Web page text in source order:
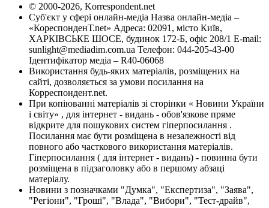
© 2000-2026, Korrespondent.net
Суб'єкт у сфері онлайн-медіа Назва онлайн-медіа –
«КореспонденТ.net» Адреса: 02091, місто Київ,
ХАРКІВСЬКЕ ШОСЕ, будинок 172-Б, офіс 208/1 E-mail:
sunlight@mediadim.com.ua Телефон: 044-205-43-00
Ідентифікатор медіа – R40-06068
Використання будь-яких матеріалів, розміщених на
сайті, дозволяється за умови посилання на
Корреспондент.net.
При копіюванні матеріалів зі сторінки « Новини України
і світу» , для інтернет - видань - обов'язкове пряме
відкрите для пошукових систем гіперпосилання .
Посилання має бути розміщена в незалежності від
повного або часткового використання матеріалів.
Гіперпосилання ( для інтернет - видань) - повинна бути
розміщена в підзаголовку або в першому абзаці
матеріалу.
Новини з позначками "Думка", "Експертиза", "Заява",
"Регіони", "Гроші", "Влада", "Вибори", "Тест-драйв",